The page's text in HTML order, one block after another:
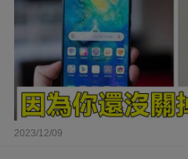
2023/12/09